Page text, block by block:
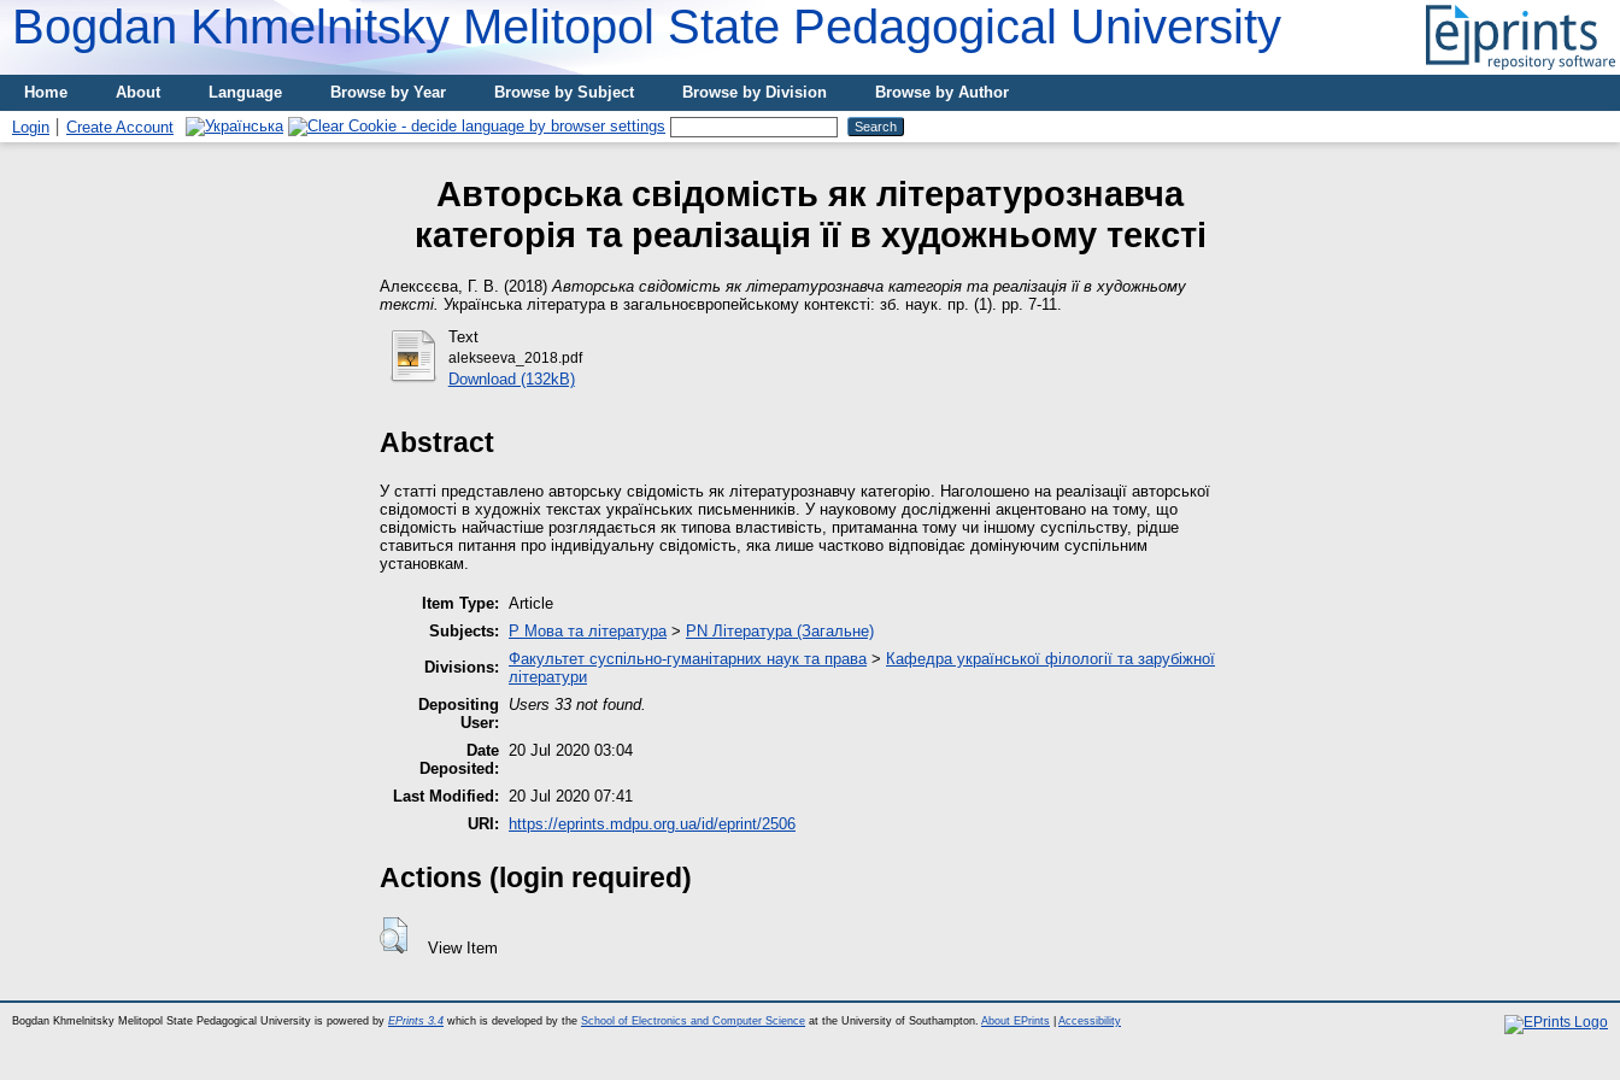
Bogdan Khmelnitsky Melitopol State Pedagogical University
Home About Language Browse by Year Browse by Subject Browse by Division
Browse by Author
Login
Create Account
Авторська свідомість як літературознавча
категорія та реалізація її в художньому тексті
Алексєєва, Г. В. (2018) Авторська свідомість як літературознавча категорія та реалізація її в художньому
тексті. Українська література в загальноєвропейському контексті: зб. наук. пр. (1). pp. 7-11.
Text
alekseeva_2018.pdf
Download (132kB)
Abstract
У статті представлено авторську свідомість як літературознавчу категорію. Наголошено на реалізації авторської
свідомості в художніх текстах українських письменників. У науковому дослідженні акцентовано на тому, що
свідомість найчастіше розглядається як типова властивість, притаманна тому чи іншому суспільству, рідше
ставиться питання про індивідуальну свідомість, яка лише частково відповідає домінуючим суспільним
установкам.
Item Type: Article
Subjects:
P Мова та література> PN Література (Загальне)
Divisions: Факультет суспільно-гуманітарних наук та права> Кафедра української філології та зарубіжної
літератури
Depositing
User:
Users 33 not found.
Date
Deposited:
20 Jul 2020 03:04
Last Modified: 20 Jul 2020 07:41
URI:
https://eprints.mdpu.org.ua/id/eprint/2506
Actions (login required)
View Item
Bogdan Khmelnitsky Melitopol State Pedagogical University is powered by EPrints 3.4 which is developed by the School of Electronics and Computer Science at the University of Southampton. About EPrints Accessibility